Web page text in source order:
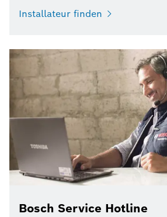
Installateur finden
Bosch Service Hotline